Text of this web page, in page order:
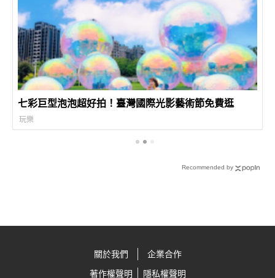
七彩巨型泡泡超好拍！臺灣國際光影藝術節免費逛
玩樂
Recommended by
關於我們
企業合作
著作權聲明
隱私權聲明